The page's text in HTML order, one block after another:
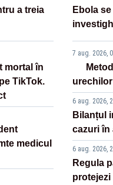
a treia
mortal în
TikTok.
medicul
Ebola
7 aug. 2026,
urechilor
6 aug. 2026,
Bilanțul
cazuri în
6 aug. 2026,
Regula